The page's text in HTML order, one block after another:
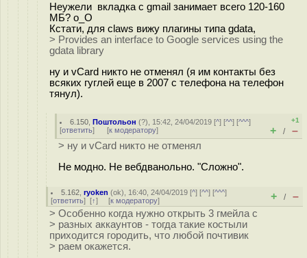
Неужели вкладка с gmail занимает всего 120-160
МБ? o_O
Кстати, для claws вижу плагины типа gdata,
> Provides an interface to Google services using the
gdata library
ну и vCard никто не отменял (я им контакты без
всяких гуглей еще в 2007 с телефона на телефон
тянул).
6.150 ,Поштольон (?), 15:42, 24/04/2019 [^] [^^] [^^^]
[ответить] [к модератору]
+1
+ / –
> ну и vCard никто не отменял
Не модно. Не вебдванольно. "Сложно".
5.162 ,ryoken (ok), 16:40, 24/04/2019 [^] [^^] [^^^]
[ответить] [↑] [к модератору] + / –
> Особенно когда нужно открыть 3 гмейла с
> разных аккаунтов - тогда такие костыли
приходится городить, что любой почтивик
> раем окажется.